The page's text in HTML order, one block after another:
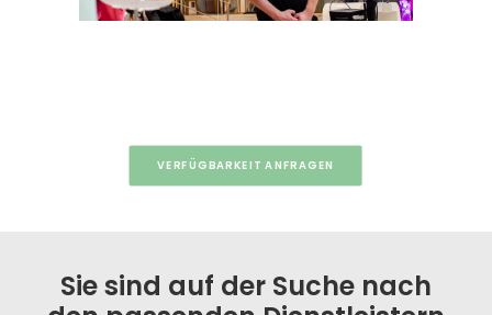
VERFÜGBARKEIT ANFRAGEN
Sie sind auf der Suche nach